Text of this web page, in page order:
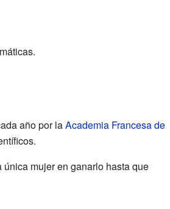
año por laAcademia Francesa de
mujer en ganarlo hasta que